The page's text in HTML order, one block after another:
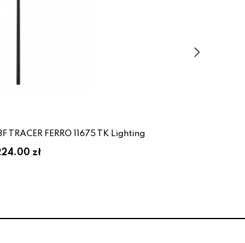
FERRO 11675 TK Lighting
zł